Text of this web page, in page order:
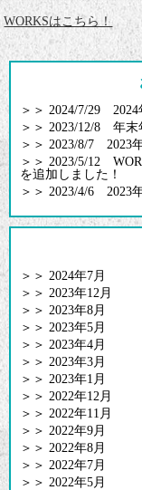
WORKSはこちら！
＞＞ 2024/7/29
＞＞ 2023/12/8 年末
＞＞ 2023/8/7 2023
＞＞ 2023/5/12
を追加しました！
＞＞ 2023/4/6 2023
＞＞ 2024年7月
＞＞ 2023年12月
＞＞ 2023年8月
＞＞ 2023年5月
＞＞ 2023年4月
＞＞ 2023年3月
＞＞ 2023年1月
＞＞ 2022年12月
＞＞ 2022年11月
＞＞ 2022年9月
＞＞ 2022年8月
＞＞ 2022年7月
＞＞ 2022年5月